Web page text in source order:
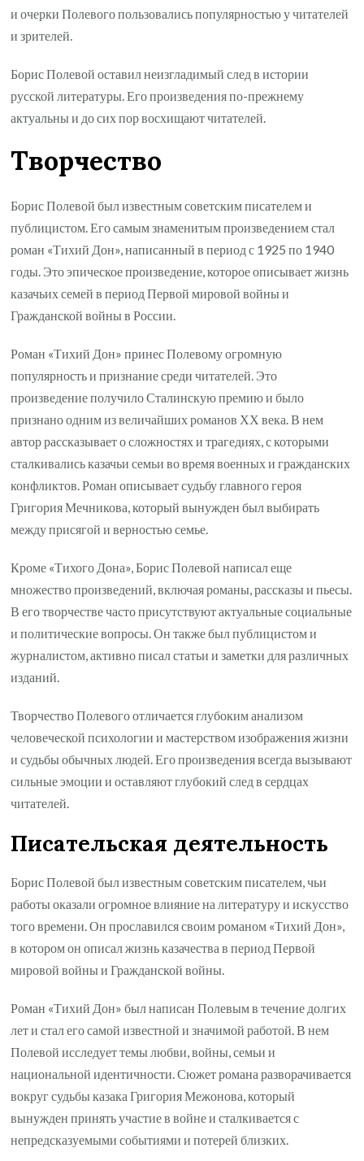
и очерки Полевого пользовались популярностью у читателей
и зрителей.
Борис Полевой оставил неизгладимый след в истории
русской литературы. Его произведения по-прежнему
актуальны и до сих пор восхищают читателей.
Творчество
Борис Полевой был известным советским писателем и
публицистом. Его самым знаменитым произведением стал
роман «Тихий Дон», написанный в период с 1925 по 1940
годы. Это эпическое произведение, которое описывает жизнь
казачьих семей в период Первой мировой войны и
Гражданской войны в России.
Роман «Тихий Дон» принес Полевому огромную
популярность и признание среди читателей. Это
произведение получило Сталинскую премию и было
признано одним из величайших романов ХХ века. В нем
автор рассказывает о сложностях и трагедиях, с которыми
сталкивались казачьи семьи во время военных и гражданских
конфликтов. Роман описывает судьбу главного героя
Григория Мечникова, который вынужден был выбирать
между присягой и верностью семье.
Кроме «Тихого Дона», Борис Полевой написал еще
множество произведений, включая романы, рассказы и пьесы.
В его творчестве часто присутствуют актуальные социальные
и политические вопросы. Он также был публицистом и
журналистом, активно писал статьи и заметки для различных
изданий.
Творчество Полевого отличается глубоким анализом
человеческой психологии и мастерством изображения жизни
и судьбы обычных людей. Его произведения всегда вызывают
сильные эмоции и оставляют глубокий след в сердцах
читателей.
Писательская деятельность
Борис Полевой был известным советским писателем, чьи
работы оказали огромное влияние на литературу и искусство
того времени. Он прославился своим романом «Тихий Дон»,
в котором он описал жизнь казачества в период Первой
мировой войны и Гражданской войны.
Роман «Тихий Дон» был написан Полевым в течение долгих
лет и стал его самой известной и значимой работой. В нем
Полевой исследует темы любви, войны, семьи и
национальной идентичности. Сюжет романа разворачивается
вокруг судьбы казака Григория Межонова, который
вынужден принять участие в войне и сталкивается с
непредсказуемыми событиями и потерей близких.